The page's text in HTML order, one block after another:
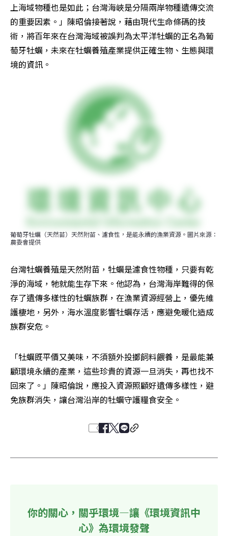
上海域物種也是如此；台灣海峽是分隔兩岸物種遺傳交流
的重要因素。」陳昭倫接著說，藉由現代生命條碼的技
術，將百年來在台灣海域被誤判為太平洋牡蠣的正名為葡
萄牙牡蠣，未來在牡蠣養殖產業提供正確生物、生態與環
境的資訊。
葡萄牙牡蠣（天然苗）天然附苗、濾食性，是能永續的漁業資源。圖片來源：
農委會提供
台灣牡蠣養殖是天然附苗，牡蠣是濾食性物種，只要有乾
淨的海域，牠就能生存下來。他認為，台灣海岸難得的保
存了遺傳多樣性的牡蠣族群，在漁業資源經營上，優先維
護棲地，另外，海水溫度影響牡蠣存活，應避免暖化造成
族群安危。
「牡蠣既平價又美味，不須額外投擲飼料餵養，是最能兼
顧環境永續的產業，這些珍貴的資源一旦消失，再也找不
回來了。」陳昭倫說，應投入資源照顧好遺傳多樣性，避
免族群消失，讓台灣沿岸的牡蠣守護糧食安全。
你的關心，關乎環境—讓《環境資訊中
心》為環境發聲